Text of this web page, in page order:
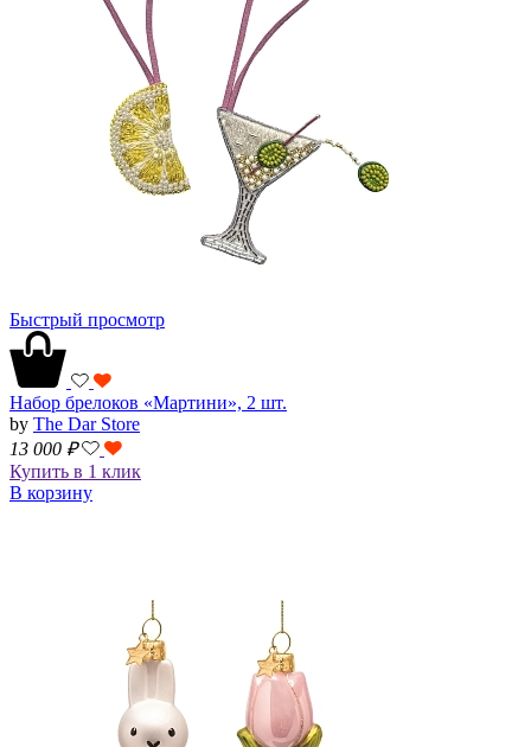
Быстрый просмотр
Набор брелоков «Мартини», 2 шт.
by The Dar Store
13 000 ₽
Купить в 1 клик
В корзину